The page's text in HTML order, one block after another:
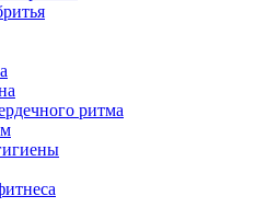
ритма